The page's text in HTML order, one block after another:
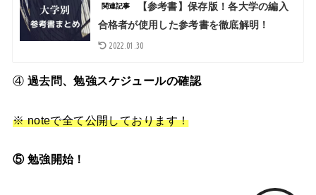
関連記事
【参考書】保存版！各大学の編入
合格者が使用した参考書を徹底解明！
2022.01.30
④ 過去問、勉強スケジュールの確認
※ noteで全て公開しております！
⑤ 勉強開始！